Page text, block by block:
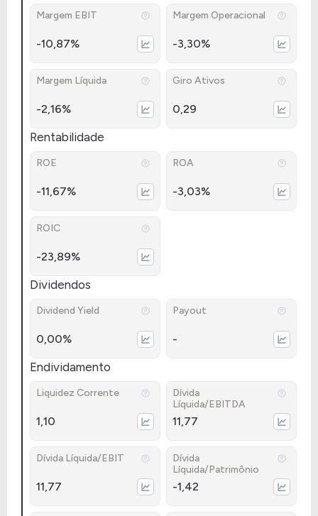
Margem EBIT
-10,87%
Margem Operacional
-3,30%
Margem Líquida
-2,16%
Giro Ativos
0,29
Rentabilidade
ROE
-11,67%
ROA
-3,03%
ROIC
-23,89%
Dividendos
Dividend Yield
0,00%
Payout
-
Endividamento
Liquidez Corrente
1,10
Dívida
Líquida/EBITDA
11,77
Dívida Líquida/EBIT
11,77
Dívida
Líquida/Patrimônio
-1,42